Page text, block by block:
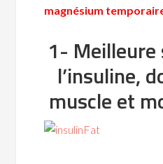
magnésium
1-
l’insuline,
muscle et